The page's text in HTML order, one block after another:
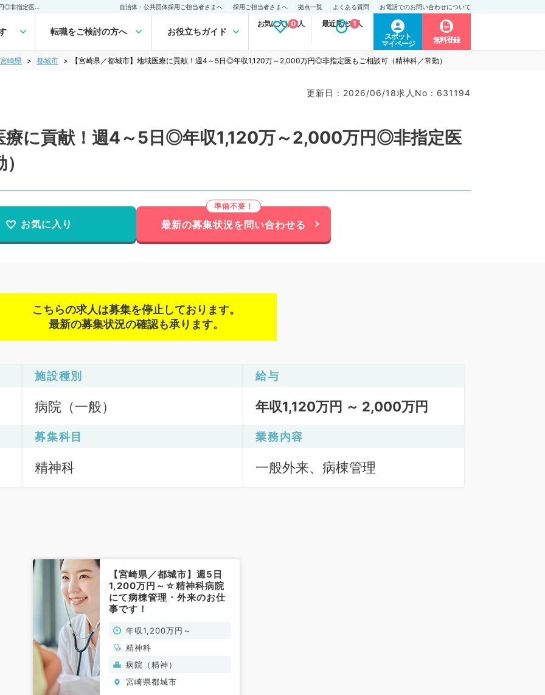
自治体・公共団体採用ご担当者さまへ 採用ご担当者さまへ 拠点一覧 よくある質問 お電話でのお問い合わせについて
転職をご検討の方へ お役立ちガイド
お気に入り求人
0 最近見た求人
1
スポット
マイページ
無料登録
宮崎県 都城市 【宮崎県／都城市】地域医療に貢献！週4～5日◎年収1,120万～2,000万円◎非指定医もご相談可（精神科／常勤）
更新日 : 2026/06/18求人No : 631194
療に貢献！週4～5日◎年収1,120万～2,000万円◎非指定医
お気に入り 最新の募集状況を問い合わせる
こちらの求人は募集を停止しております。
最新の募集状況の確認も承ります。
施設種別
病院（一般）
給与
年収1,120万円 ～ 2,000万円
募集科目
精神科
業務内容
一般外来、病棟管理
【宮崎県／都城市】週5日
1,200万円～☆精神科病院
にて病棟管理・外来のお仕
事です！
年収1,200万円～
精神科
病院（精神）
宮崎県都城市